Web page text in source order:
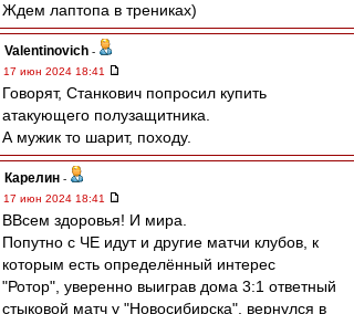
Ждем лаптопа в трениках)
Valentinovich -
17 июн 2024 18:41
Говорят, Станкович попросил купить
атакующего полузащитника.
А мужик то шарит, походу.
Карелин -
17 июн 2024 18:41
ВВсем здоровья! И мира.
Попутно с ЧЕ идут и другие матчи клубов, к
которым есть определённый интерес
"Ротор", уверенно выиграв дома 3:1 ответный
стыковой матч у "Новосибирска", вернулся в